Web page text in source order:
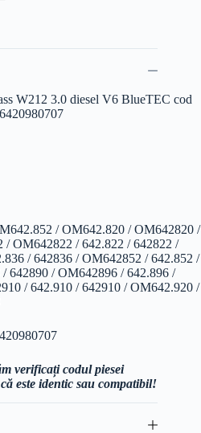
W212 3.0 diesel V6 BlueTEC cod
/ OM642.820 / OM642820 /
/ OM642822 / 642.822 / 642822 /
/ 642836 / OM642852 / 642.852 /
642890 / OM642896 / 642.896 /
/ 642.910 / 642910 / OM642.920 /
verificați codul piesei
este identic sau compatibil!